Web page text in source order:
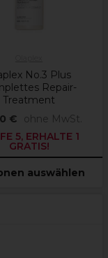
No.3 Plus
Repair-
Treatment
€
ohne MwSt.
5, ERHALTE 1
GRATIS!
auswählen